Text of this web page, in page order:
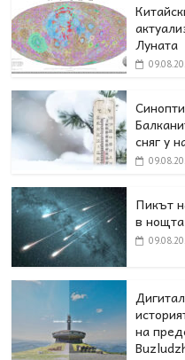
Луната
сняг у
Пикът
в
на